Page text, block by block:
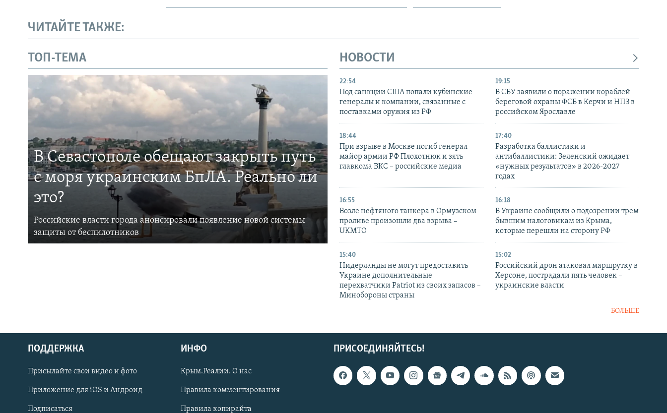
Українською
Qırımtatar
ЧИТАЙТЕ ТАКЖЕ:
ТОП-ТЕМА
В Севастополе обещают закрыть путь
с моря украинским БпЛА. Реально ли
это?
Российские власти города анонсировали появление новой системы
защиты от беспилотников
НОВОСТИ
22:54
Под санкции США попали кубинские
генералы и компании, связанные с
поставками оружия из РФ
19:15
В СБУ заявили о поражении кораблей
береговой охраны ФСБ в Керчи и НПЗ в
российском Ярославле
18:44
При взрыве в Москве погиб генерал-
майор армии РФ Плохотнюк и зять
главкома ВКС – российские медиа
17:40
Разработка баллистики и
антибаллистики: Зеленский ожидает
«нужных результатов» в 2026-2027
годах
16:55
Возле нефтяного танкера в Ормузском
проливе произошли два взрыва –
UKMTO
16:18
В Украине сообщили о подозрении трем
бывшим налоговикам из Крыма,
которые перешли на сторону РФ
15:40
Нидерланды не могут предоставить
Украине дополнительные
перехватчики Patriot из своих запасов –
Минобороны страны
15:02
Российский дрон атаковал маршрутку в
Херсоне, пострадали пять человек –
украинские власти
БОЛЬШЕ
ПРИСОЕДИНЯЙТЕСЬ!
ПОДДЕРЖКА
Присылайте свои видео и фото
Приложение для iOS и Андроид
Подписаться
ИНФО
Крым.Реалии. О нас
Правила комментирования
Правила копирайта